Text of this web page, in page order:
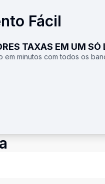
Fácil
TAXAS EM UM SÓ
em minutos com todos os